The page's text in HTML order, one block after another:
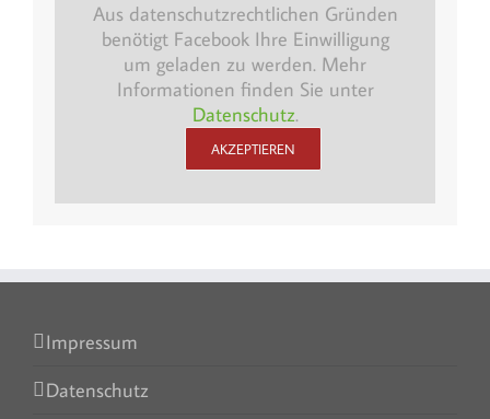
Aus datenschutzrechtlichen Gründen
benötigt Facebook Ihre Einwilligung
um geladen zu werden. Mehr
Informationen finden Sie unter
Datenschutz.
AKZEPTIEREN
Impressum
Datenschutz